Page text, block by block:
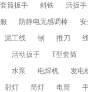
套筒扳手 斜铁 活扳手
防静电无感调棒
泥工线 刨 推刀
活动扳手 T型套筒
水泵 电焊机 发电
射灯 筒灯 电筒